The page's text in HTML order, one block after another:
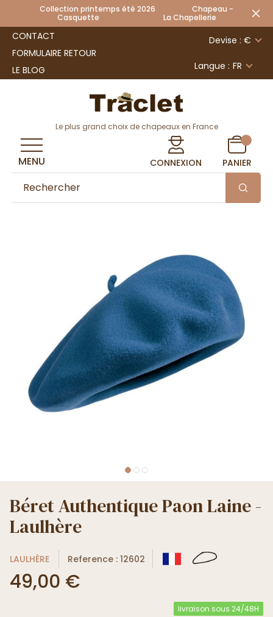
Collection printemps été 2026 Chapeau -
Casquette La Chapellerie
CONTACT
FORMULAIRE RETOUR
LE BLOG
Devise : €
Langue : FR
Le plus grand choix de chapeaux en France
CONNEXION PANIER
MENU
Béret Authentique Paon Laine -
Laulhère
LAULHÈRE Reference : 12602
49,00 €
livraison sous 24/48H